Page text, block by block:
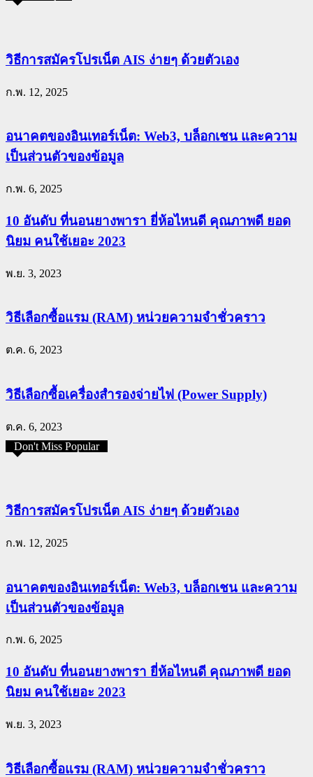
วิธีการสมัครโปรเน็ต AIS ง่ายๆ ด้วยตัวเอง
ก.พ. 12, 2025
อนาคตของอินเทอร์เน็ต: Web3, บล็อกเชน และความ
เป็นส่วนตัวของข้อมูล
ก.พ. 6, 2025
10 อันดับ ที่นอนยางพารา ยี่ห้อไหนดี คุณภาพดี ยอด
นิยม คนใช้เยอะ 2023
พ.ย. 3, 2023
วิธีเลือกซื้อแรม (RAM) หน่วยความจำชั่วคราว
ต.ค. 6, 2023
วิธีเลือกซื้อเครื่องสำรองจ่ายไฟ (Power Supply)
ต.ค. 6, 2023
Don't Miss Popular
วิธีการสมัครโปรเน็ต AIS ง่ายๆ ด้วยตัวเอง
ก.พ. 12, 2025
อนาคตของอินเทอร์เน็ต: Web3, บล็อกเชน และความ
เป็นส่วนตัวของข้อมูล
ก.พ. 6, 2025
10 อันดับ ที่นอนยางพารา ยี่ห้อไหนดี คุณภาพดี ยอด
นิยม คนใช้เยอะ 2023
พ.ย. 3, 2023
วิธีเลือกซื้อแรม (RAM) หน่วยความจำชั่วคราว